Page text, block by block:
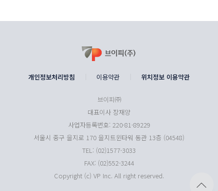
개인정보처리방침 이용약관 위치정보 이용약관
브이피㈜
대표이사 장재양
사업자등록번호: 220-81-89229
서울시 중구 을지로 170 을지트윈타워 동관 13층 (04548)
TEL: (02)1577-3033
FAX: (02)552-3244
Copyright (c) VP Inc. All right reserved.